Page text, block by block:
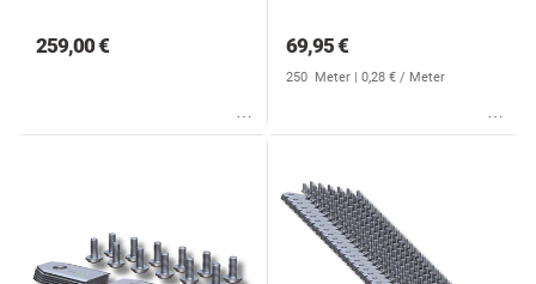
259,00 € 69,95 €
250 Meter | 0,28 € / Meter